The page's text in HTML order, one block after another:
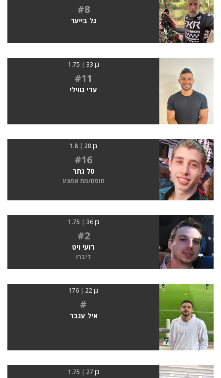
#8
גל בייער
בן 33 | 1.75
#11
עדי גווילי
בן 28 | 1.8
#16
טל גתר
חוסם/מת אמצע
בן 36 | 1.75
#2
רועי ויט
ליברו
בן 22 | 176
#
איל ענבר
בן 27 | 1.75